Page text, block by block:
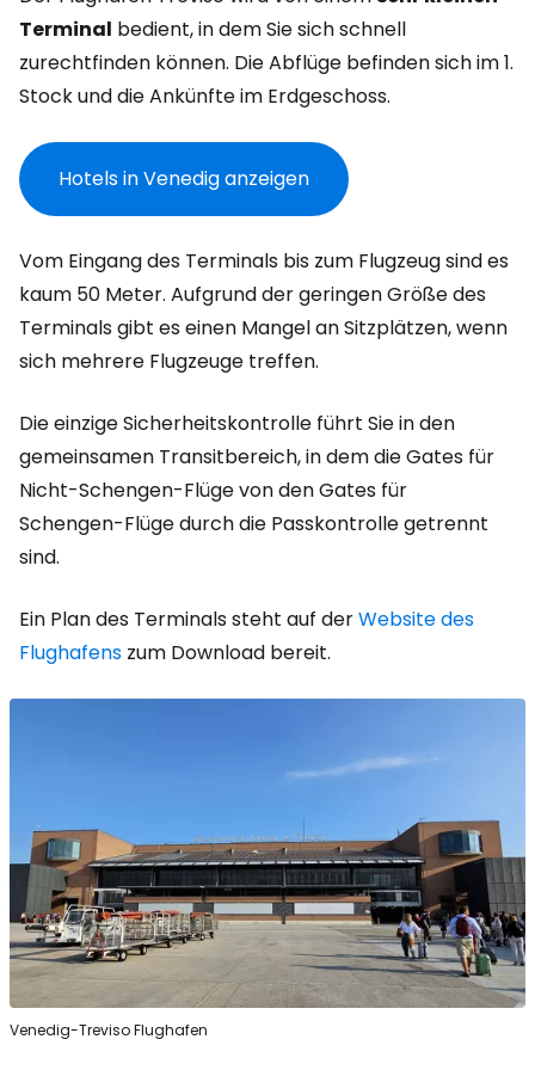
Terminal bedient, in dem Sie sich schnell
zurechtfinden können. Die Abflüge befinden sich im 1.
Stock und die Ankünfte im Erdgeschoss.
Hotels in Venedig anzeigen
Vom Eingang des Terminals bis zum Flugzeug sind es
kaum 50 Meter. Aufgrund der geringen Größe des
Terminals gibt es einen Mangel an Sitzplätzen, wenn
sich mehrere Flugzeuge treffen.
Die einzige Sicherheitskontrolle führt Sie in den
gemeinsamen Transitbereich, in dem die Gates für
Nicht-Schengen-Flüge von den Gates für
Schengen-Flüge durch die Passkontrolle getrennt
sind.
Ein Plan des Terminals steht auf derWebsite des
Flughafens zum Download bereit.
Venedig-Treviso Flughafen